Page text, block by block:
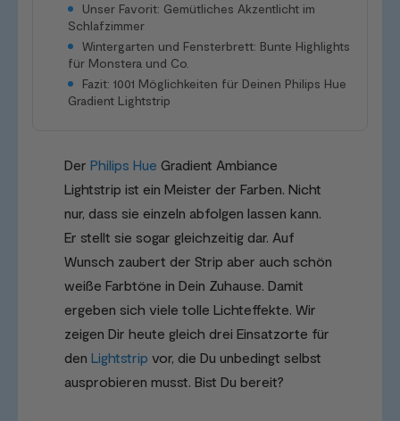
Unser Favorit: Gemütliches Akzentlicht im
Schlafzimmer
Wintergarten und Fensterbrett: Bunte Highlights
für Monstera und Co.
Fazit: 1001 Möglichkeiten für Deinen Philips Hue
Gradient Lightstrip
Der Philips Hue Gradient Ambiance
Lightstrip ist ein Meister der Farben. Nicht
nur, dass sie einzeln abfolgen lassen kann.
Er stellt sie sogar gleichzeitig dar. Auf
Wunsch zaubert der Strip aber auch schön
weiße Farbtöne in Dein Zuhause. Damit
ergeben sich viele tolle Lichteffekte. Wir
zeigen Dir heute gleich drei Einsatzorte für
den Lightstrip vor, die Du unbedingt selbst
ausprobieren musst. Bist Du bereit?